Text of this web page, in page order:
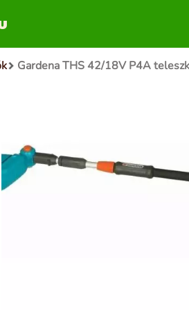
Gardena THS 42/18V P4A